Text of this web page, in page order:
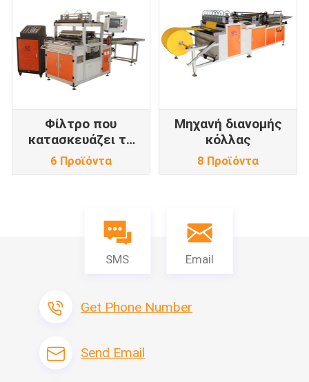
Φίλτρο που
κατασκευάζει τη
μηχανή
6 Προϊόντα
Μηχανή διανομής
κόλλας
8 Προϊόντα
SMS Email
Get Phone Number
Send Email